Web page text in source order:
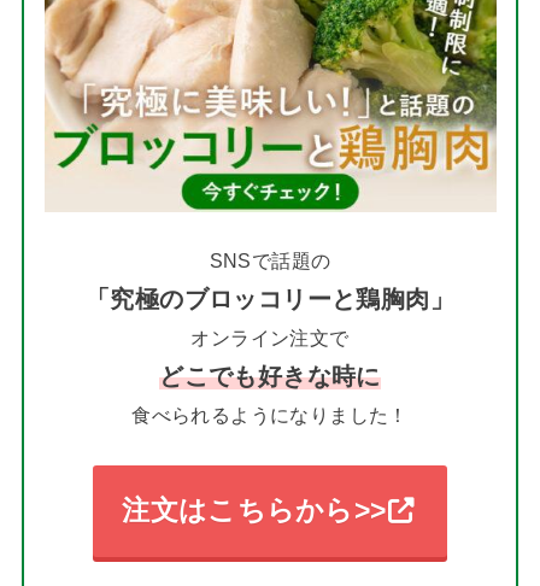
SNSで話題の
「究極のブロッコリーと鶏胸肉」
オンライン注文で
どこでも好きな時に
食べられるようになりました！
注文はこちらから>>